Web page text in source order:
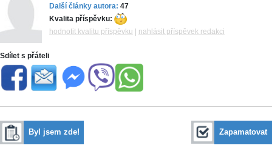
Další články autora: 47
Kvalita příspěvku:
hodnotit kvalitu příspěvku
nahlásit příspěvek redakci
Sdílet s přáteli
Byl jsem zde! Zapamatovat